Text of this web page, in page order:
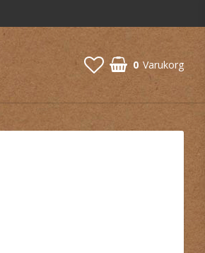
0 Varukorg